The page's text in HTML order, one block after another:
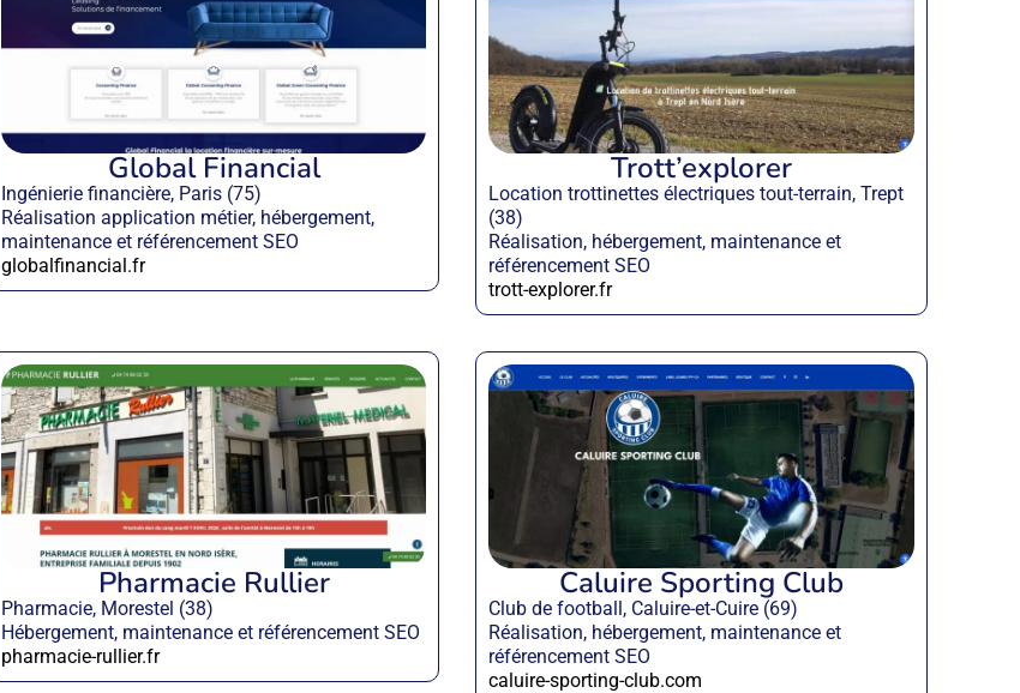
Global Financial
Ingénierie financière, Paris (75)
Réalisation application métier, hébergement,
maintenance et référencement SEO
globalfinancial.fr
Trott’explorer
Location trottinettes électriques tout-terrain, Trept
(38)
Réalisation, hébergement, maintenance et
référencement SEO
trott-explorer.fr
Pharmacie Rullier
Pharmacie, Morestel (38)
Hébergement, maintenance et référencement SEO
pharmacie-rullier.fr
Caluire Sporting Club
Club de football, Caluire-et-Cuire (69)
Réalisation, hébergement, maintenance et
référencement SEO
caluire-sporting-club.com